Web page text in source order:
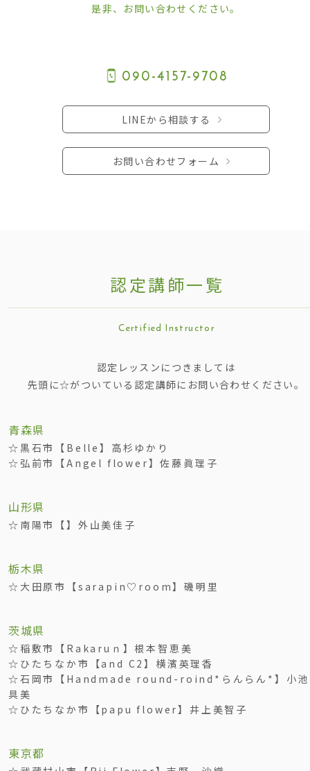
是非、お問い合わせください。
090-4157-9708
LINEから相談する
お問い合わせフォーム
認定講師一 覧
Certified Instructor
認定レッスンにつきましては
先頭に☆がついている認定講師にお問い合わせください。
青森県
☆黒石市【Belle】高杉ゆかり
☆弘前市【Angel flower】佐藤眞理子
山形県
☆南陽市【】外山美佳子
栃木県
☆大田原市【sarapin♡room】磯明里
茨城県
☆稲敷市【Rakaruｎ】根本智恵美
☆ひたちなか市【and C2】横濱英理香
☆石岡市【Handmade round-roind*らんらん*】小
具美
☆ひたちなか市【papu flower】井上美智子
東京都